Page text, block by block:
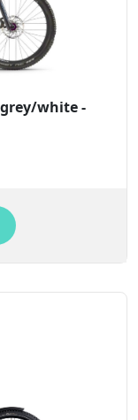
white -